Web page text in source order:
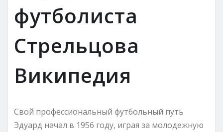
футболиста
Стрельцова
Википедия
Свой профессиональный футбольный путь
Эдуард начал в 1956 году, играя за молодежную